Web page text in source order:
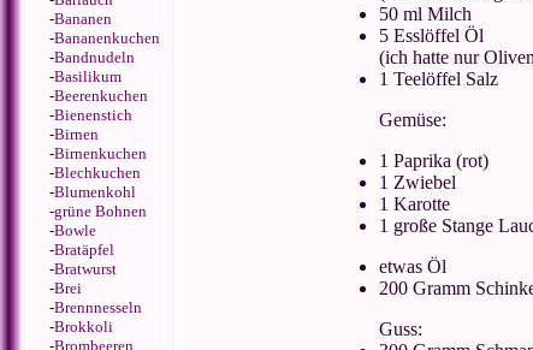
-Bananen
-Bananenkuchen
-Bandnudeln
-Basilikum
-Beerenkuchen
-Bienenstich
-Birnen
-Birnenkuchen
-Blechkuchen
-Blumenkohl
-grüne Bohnen
-Bowle
-Bratäpfel
-Bratwurst
-Brei
-Brennnesseln
-Brokkoli
-Brombeeren
50 ml Milch
5 Esslöffel Öl
(ich hatte nur
1 Teelöffel Salz
Gemüse:
1 Paprika (rot)
1 Zwiebel
1 Karotte
1 große Stange
etwas Öl
200 Gramm
Guss: